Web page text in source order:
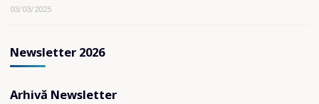
03/03/2025
Newsletter 2026
Arhivă Newsletter